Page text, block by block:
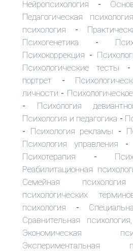
Нейропсихология -
Педагогическая психология
психология -
Психогенетика -
Психокоррекция -
Психологические тесты -
портрет -
личности -
- Психология
Психология и педагогика -
- Психология рекламы -
Психология управления -
Психотерапия -
Реабилитационная
Семейная психология
психологических
психология -
Сравнительная
Экономическая
Экспериментальная